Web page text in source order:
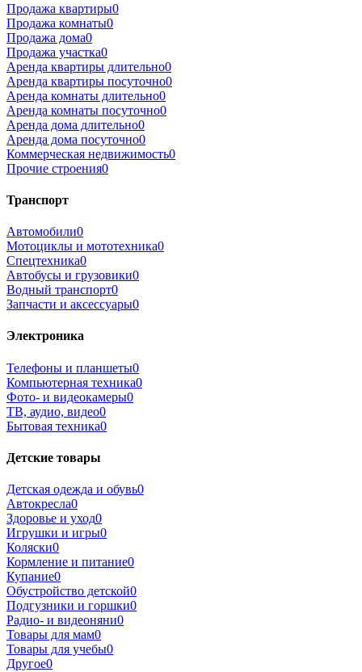
Продажа квартиры0
Продажа комнаты0
Продажа дома0
Продажа участка0
Аренда квартиры длительно0
Аренда квартиры посуточно0
Аренда комнаты длительно0
Аренда комнаты посуточно0
Аренда дома длительно0
Аренда дома посуточно0
Коммерческая недвижимость0
Прочие строения0
Транспорт
Автомобили0
Мотоциклы и мототехника0
Спецтехника0
Автобусы и грузовики0
Водный транспорт0
Запчасти и аксессуары0
Электроника
Телефоны и планшеты0
Компьютерная техника0
Фото- и видеокамеры0
ТВ, аудио, видео0
Бытовая техника0
Детские товары
Детская одежда и обувь0
Автокресла0
Здоровье и уход0
Игрушки и игры0
Коляски0
Кормление и питание0
Купание0
Обустройство детской0
Подгузники и горшки0
Радио- и видеоняни0
Товары для мам0
Товары для учебы0
Другое0